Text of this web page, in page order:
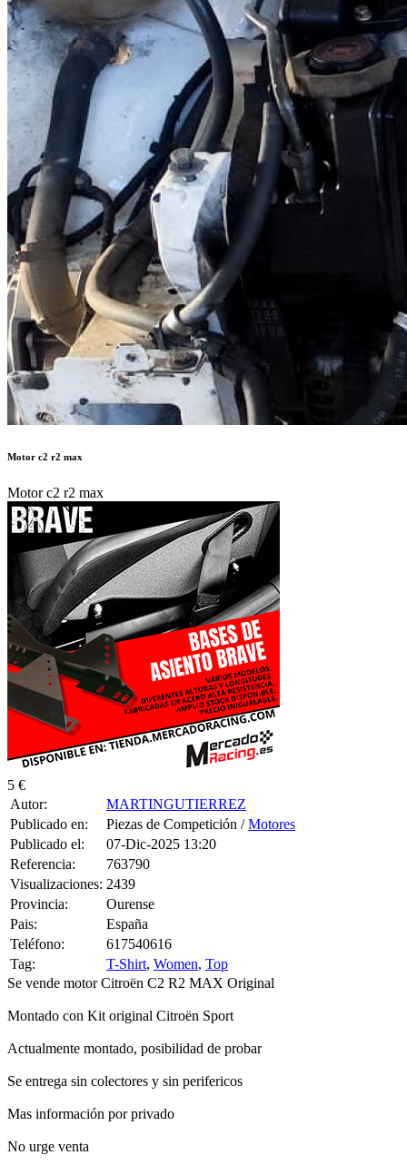
5 €
Autor:
Publicado en:
Piezas de Competición /
Publicado el:
07-Dic-2025 13:20
Referencia:
763790
Visualizaciones:
2439
Provincia:
Ourense
Pais:
España
Teléfono:
617540616
Tag:
T-Shirt,Women
Se vende motor Citroën C2 R2 MAX Original
Montado con Kit original Citroën Sport
Actualmente montado, posibilidad de probar
Se entrega sin colectores y sin perifericos
Mas información por privado
No urge venta
617 540 616